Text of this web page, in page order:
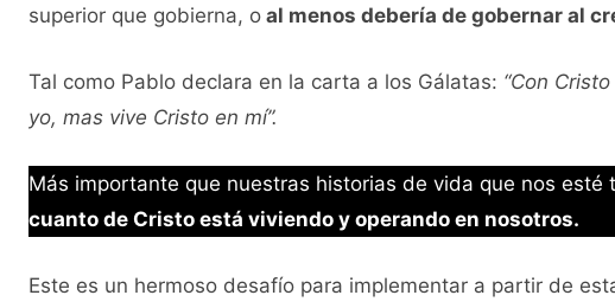
superior que gobierna, o al menos debería de gobernar al
Tal como Pablo declara en la carta a los Gálatas: “Con
yo, mas vive Cristo en mí”.
Más importante que nuestras historias de vida que nos
cuanto de Cristo está viviendo y operando en nosotros.
Este es un hermoso desafío para implementar a partir de